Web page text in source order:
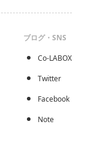
ブログ・SNS
Co-LABOX
Twitter
Facebook
Note